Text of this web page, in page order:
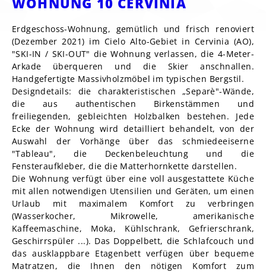
Erdgeschoss-Wohnung, gemütlich und frisch renoviert
(Dezember 2021) im Cielo Alto-Gebiet in Cervinia (AO),
"SKI-IN / SKI-OUT" die Wohnung verlassen, die 4-Meter-
Arkade überqueren und die Skier anschnallen.
Handgefertigte Massivholzmöbel im typischen Bergstil.
Designdetails: die charakteristischen „Separè"-Wände,
die aus authentischen Birkenstämmen und
freiliegenden, gebleichten Holzbalken bestehen. Jede
Ecke der Wohnung wird detailliert behandelt, von der
Auswahl der Vorhänge über das schmiedeeiserne
"Tableau", die Deckenbeleuchtung und die
Fensteraufkleber, die die Matterhornkette darstellen.
Die Wohnung verfügt über eine voll ausgestattete Küche
mit allen notwendigen Utensilien und Geräten, um einen
Urlaub mit maximalem Komfort zu verbringen
(Wasserkocher, Mikrowelle, amerikanische
Kaffeemaschine, Moka, Kühlschrank, Gefrierschrank,
Geschirrspüler ...). Das Doppelbett, die Schlafcouch und
das ausklappbare Etagenbett verfügen über bequeme
Matratzen, die Ihnen den nötigen Komfort zum